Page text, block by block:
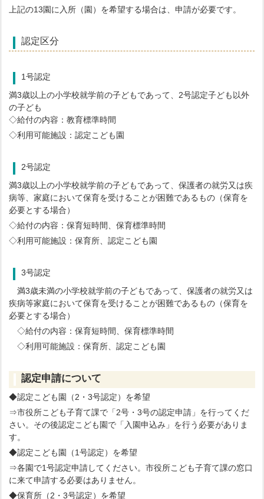
上記の13園に入所（園）を希望する場合は、申請が必要です。
認定区分
1号認定
満3歳以上の小学校就学前の子どもであって、2号認定子ども以外
の子ども
◇給付の内容：教育標準時間
◇利用可能施設：認定こども園
2号認定
満3歳以上の小学校就学前の子どもであって、保護者の就労又は疾
病等、家庭において保育を受けることが困難であるもの（保育を
必要とする場合）
◇給付の内容：保育短時間、保育標準時間
◇利用可能施設：保育所、認定こども園
3号認定
満3歳未満の小学校就学前の子どもであって、保護者の就労又は
疾病等家庭において保育を受けることが困難であるもの（保育を
必要とする場合）
◇給付の内容：保育短時間、保育標準時間
◇利用可能施設：保育所、認定こども園
認定申請について
◆認定こども園（2・3号認定）を希望
⇒市役所こども子育て課で「2号・3号の認定申請」を行ってくだ
さい。その後認定こども園で「入園申込み」を行う必要がありま
す。
◆認定こども園（1号認定）を希望
⇒各園で1号認定申請してください。市役所こども子育て課の窓口
に来て申請する必要はありません。
◆保育所（2・3号認定）を希望